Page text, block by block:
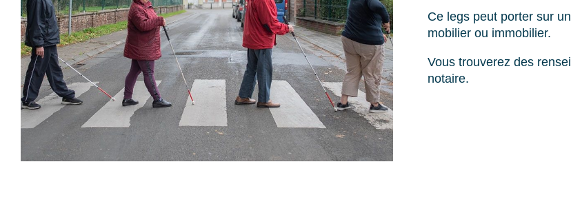
Ce legs peut porter sur
mobilier ou immobilier.
Vous trouverez des
notaire.